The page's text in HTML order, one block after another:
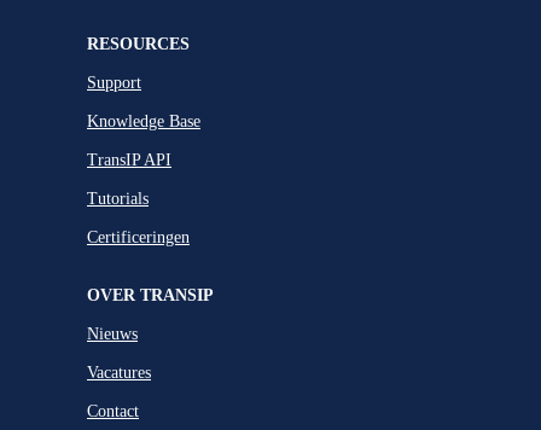
RESOURCES
Support
Knowledge Base
TransIP API
Tutorials
Certificeringen
OVER TRANSIP
Nieuws
Vacatures
Contact